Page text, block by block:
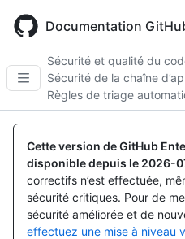
main
Documentation
Sécurité et qualité du
Sécurité de la chaîne
Règles de triage
Cette version de GitHub
disponible depuis le 2026-
correctifs n’est effectuée,
sécurité critiques. Pour de
sécurité améliorée et de
effectuez une mise à niveau